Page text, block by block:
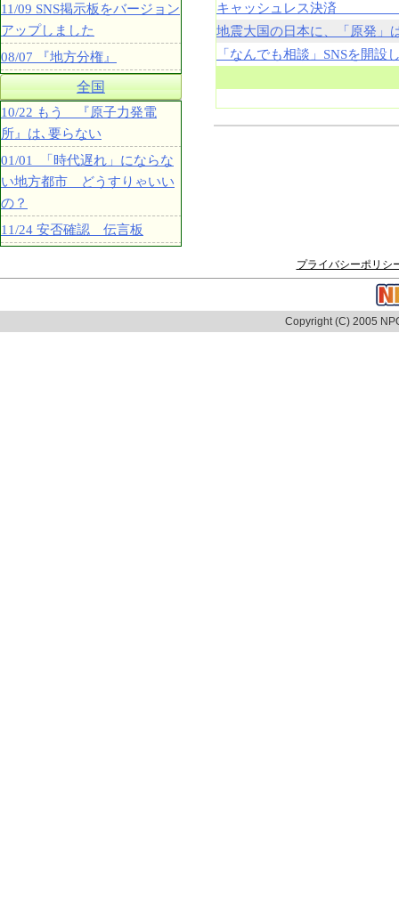
キャッシュレス決済 （
地震大国の日本に、「原発」
「なんでも相談」SNSを開設
11/09 SNS掲示板をバージョン
アップしました
08/07 『地方分権』
全国
10/22 もう 『原子力発電
所』は､要らない
01/01 「時代遅れ」にならな
い地方都市 どうすりゃいい
の？
11/24 安否確認 伝言板
プライバシーポリシ
Copyright (C) 2005